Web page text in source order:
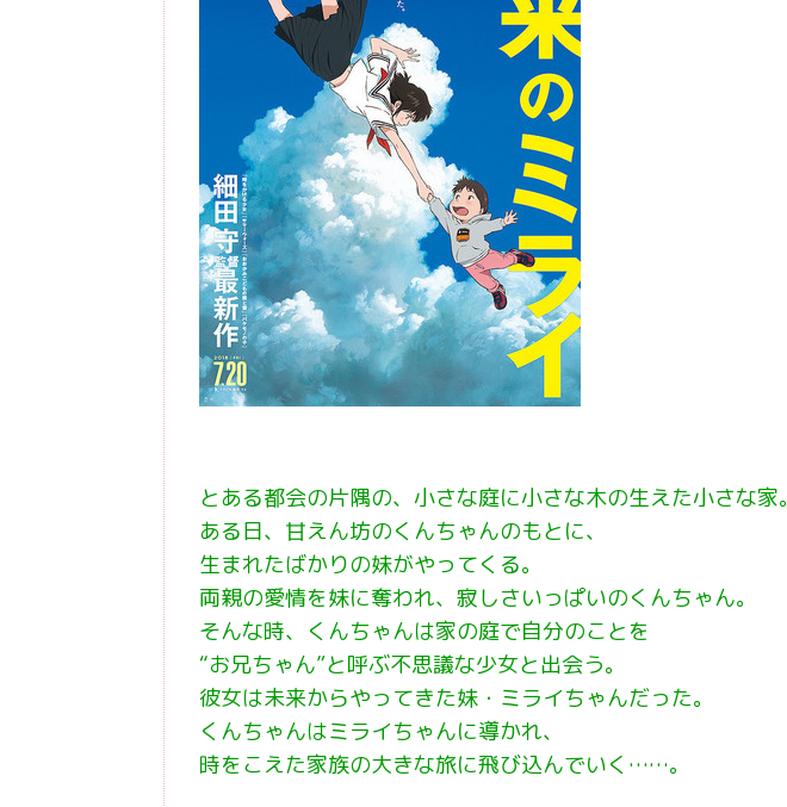
とある都会の片隅の、小さな庭に小さな木の生えた小さな家。
ある日、甘えん坊のくんちゃんのもとに、
生まれたばかりの妹がやってくる。
両親の愛情を妹に奪われ、寂しさいっぱいのくんちゃん。
そんな時、くんちゃんは家の庭で自分のことを
“お兄ちゃん”と呼ぶ不思議な少女と出会う。
彼女は未来からやってきた妹・ミライちゃんだった。
くんちゃんはミライちゃんに導かれ、
時をこえた家族の大きな旅に飛び込んでいく……。